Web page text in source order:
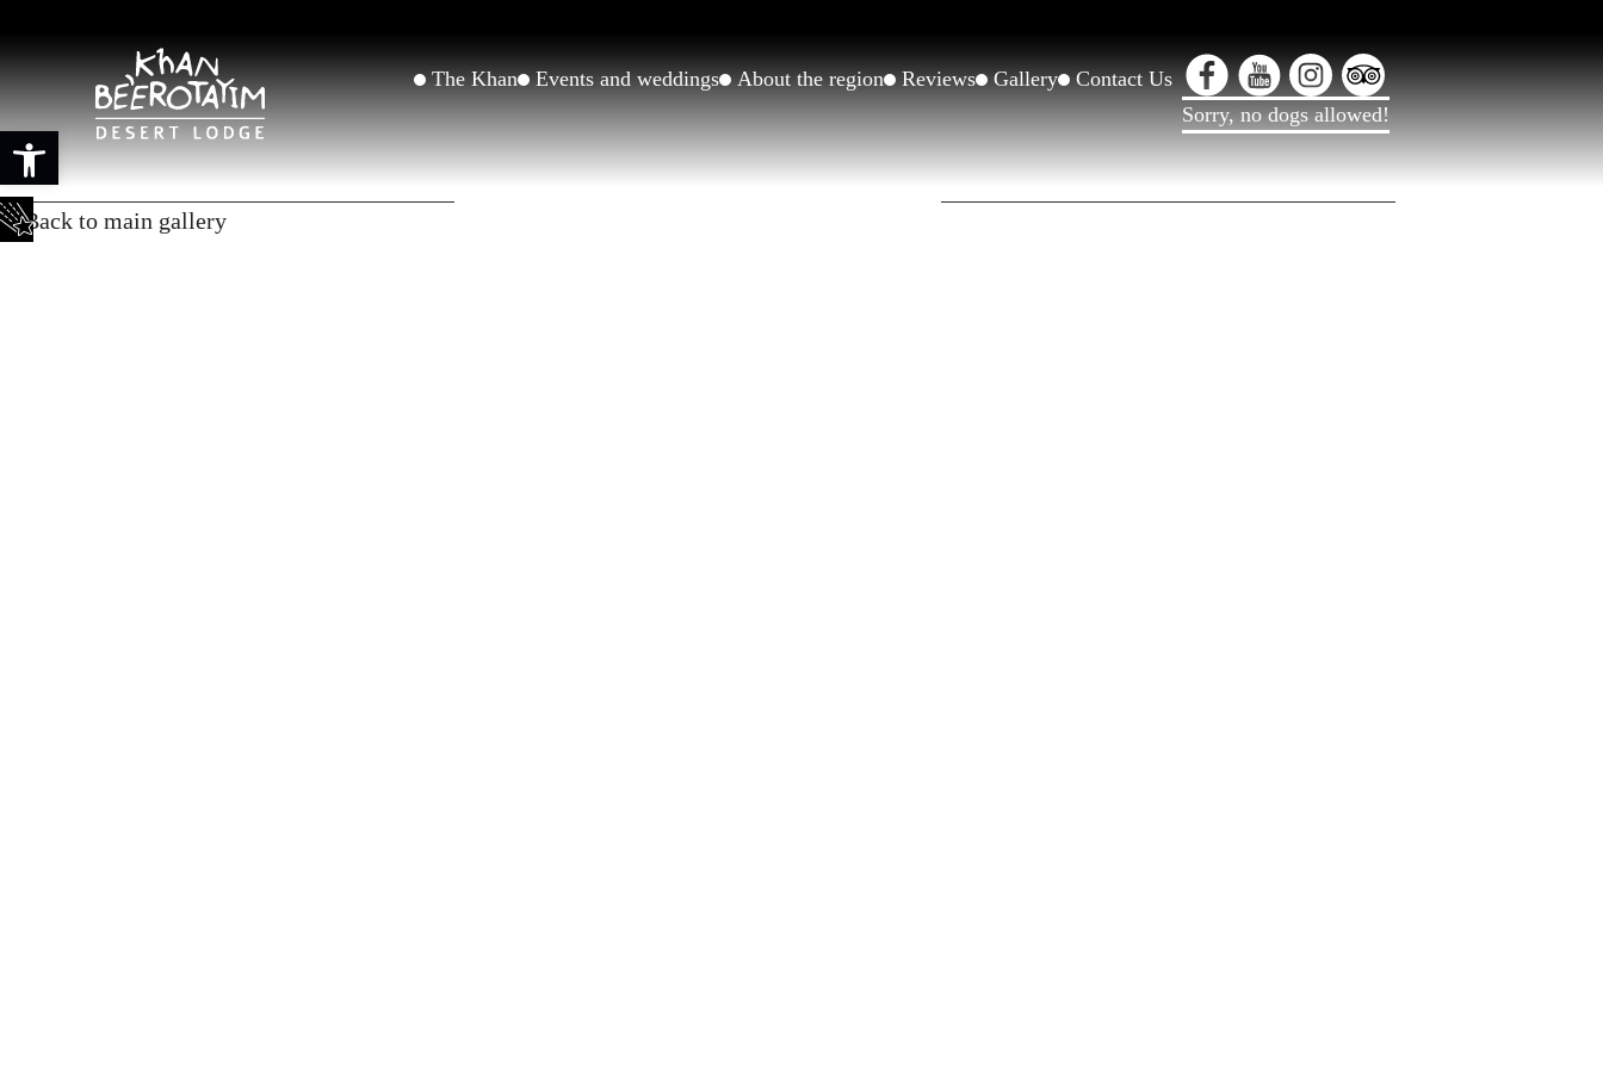
The Khan Events and weddings About the region Reviews Gallery
Contact Us
Sorry, no dogs allowed!
גשם של כוכבים - לחץ לפרטים 10-12/8/2023Back to main gallery
Open toolbar